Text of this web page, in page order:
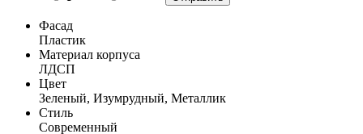
Фасад
Пластик
Материал корпуса
ЛДСП
Цвет
Зеленый, Изумрудный, Металлик
Стиль
Современный